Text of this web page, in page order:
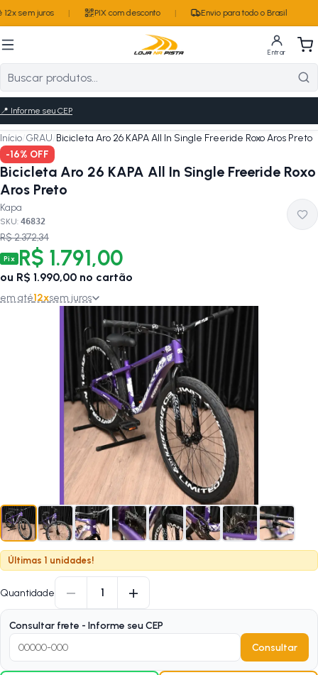
sem juros PIX com desconto Envio para todo o Brasil
Entrar
📍 Informe seu CEP
Início/GRAU/Bicicleta Aro 26 KAPA All In Single Freeride Roxo Aros Preto
-16% OFF
Bicicleta Aro 26 KAPA All In Single Freeride Roxo
Aros Preto
Kapa
SKU: 46832
R$ 2.372,34
Pix R$ 1.791,00
ou R$ 1.990,00 no cartão
em até12xsem juros
Últimas 1 unidades!
Quantidade − 1 +
Consultar frete - Informe seu CEP
Consultar